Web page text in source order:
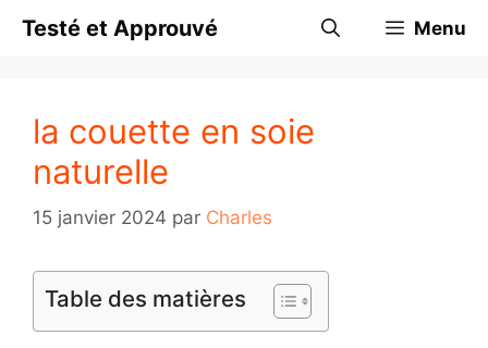
Testé et Approuvé Menu
la couette en soie
naturelle
15 janvier 2024 par Charles
Table des matières